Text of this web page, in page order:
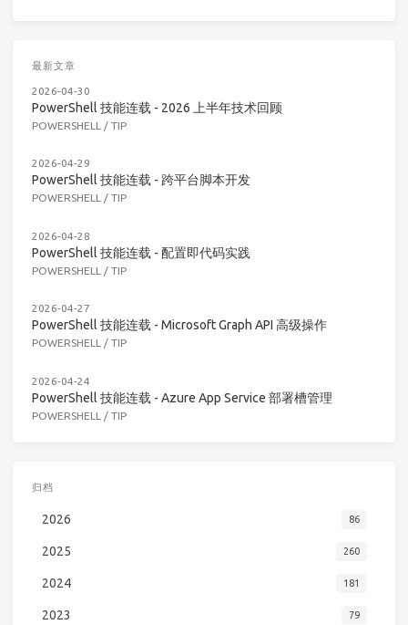
最新文章
2026-04-30
PowerShell 技能连载 - 2026 上半年技术回顾
POWERSHELL / TIP
2026-04-29
PowerShell 技能连载 - 跨平台脚本开发
POWERSHELL / TIP
2026-04-28
PowerShell 技能连载 - 配置即代码实践
POWERSHELL / TIP
2026-04-27
PowerShell 技能连载 - Microsoft Graph API 高级操作
POWERSHELL / TIP
2026-04-24
PowerShell 技能连载 - Azure App Service 部署槽管理
POWERSHELL / TIP
归档
2026 86
2025 260
2024 181
2023 79